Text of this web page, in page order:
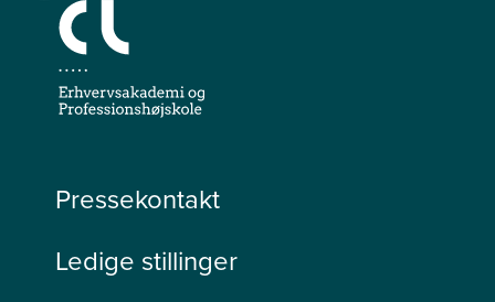
Pressekontakt
Ledige stillinger